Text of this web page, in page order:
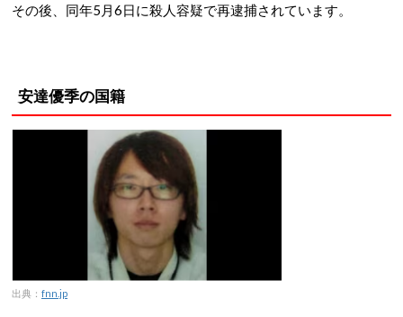
その後、同年5月6日に殺人容疑で再逮捕されています。
安達優季の国籍
出典： fnn.jp